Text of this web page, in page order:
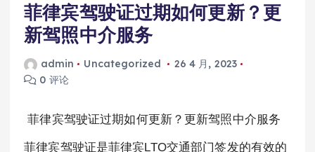
菲律宾驾驶证过期如何更新？更
新驾照中介服务
admin Uncategorized
26 4 月, 2023
0 评论
菲律宾驾驶证过期如何更新？更新驾照中介服务
菲律宾驾驶证是菲律宾LTO交通部门签发的有效的